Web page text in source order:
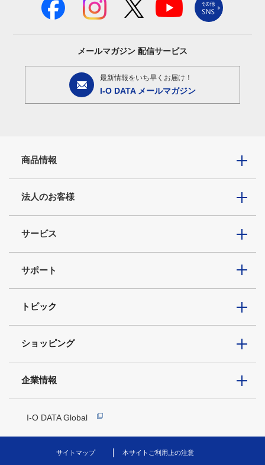
メールマガジン 配信サービス
最新情報をいち早くお届け！
I-O DATA メールマガジン
商品情報
法人のお客様
サービス
サポート
トピック
ショッピング
企業情報
I-O DATA Global
サイトマップ 本サイトご利用上の注意